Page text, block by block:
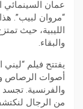
عمان السينمائي
“مروان لبيب”.
الليبية، حيث
والبقاء.
يفتتح فيلم
أصوات الرصاص
والفرنسية. تجسد
من الرجال